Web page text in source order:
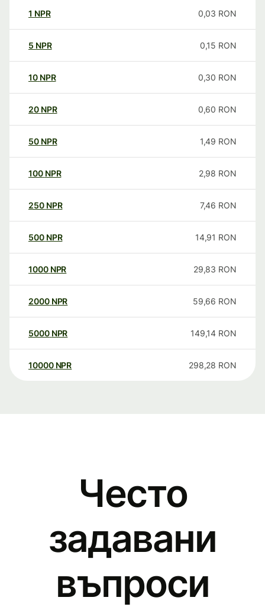
1 NPR 0,03 RON
5 NPR 0,15 RON
10 NPR 0,30 RON
20 NPR 0,60 RON
50 NPR 1,49 RON
100 NPR 2,98 RON
250 NPR 7,46 RON
500 NPR 14,91 RON
1000 NPR 29,83 RON
2000 NPR 59,66 RON
5000 NPR 149,14 RON
10000 NPR 298,28 RON
Често
задавани
въпроси